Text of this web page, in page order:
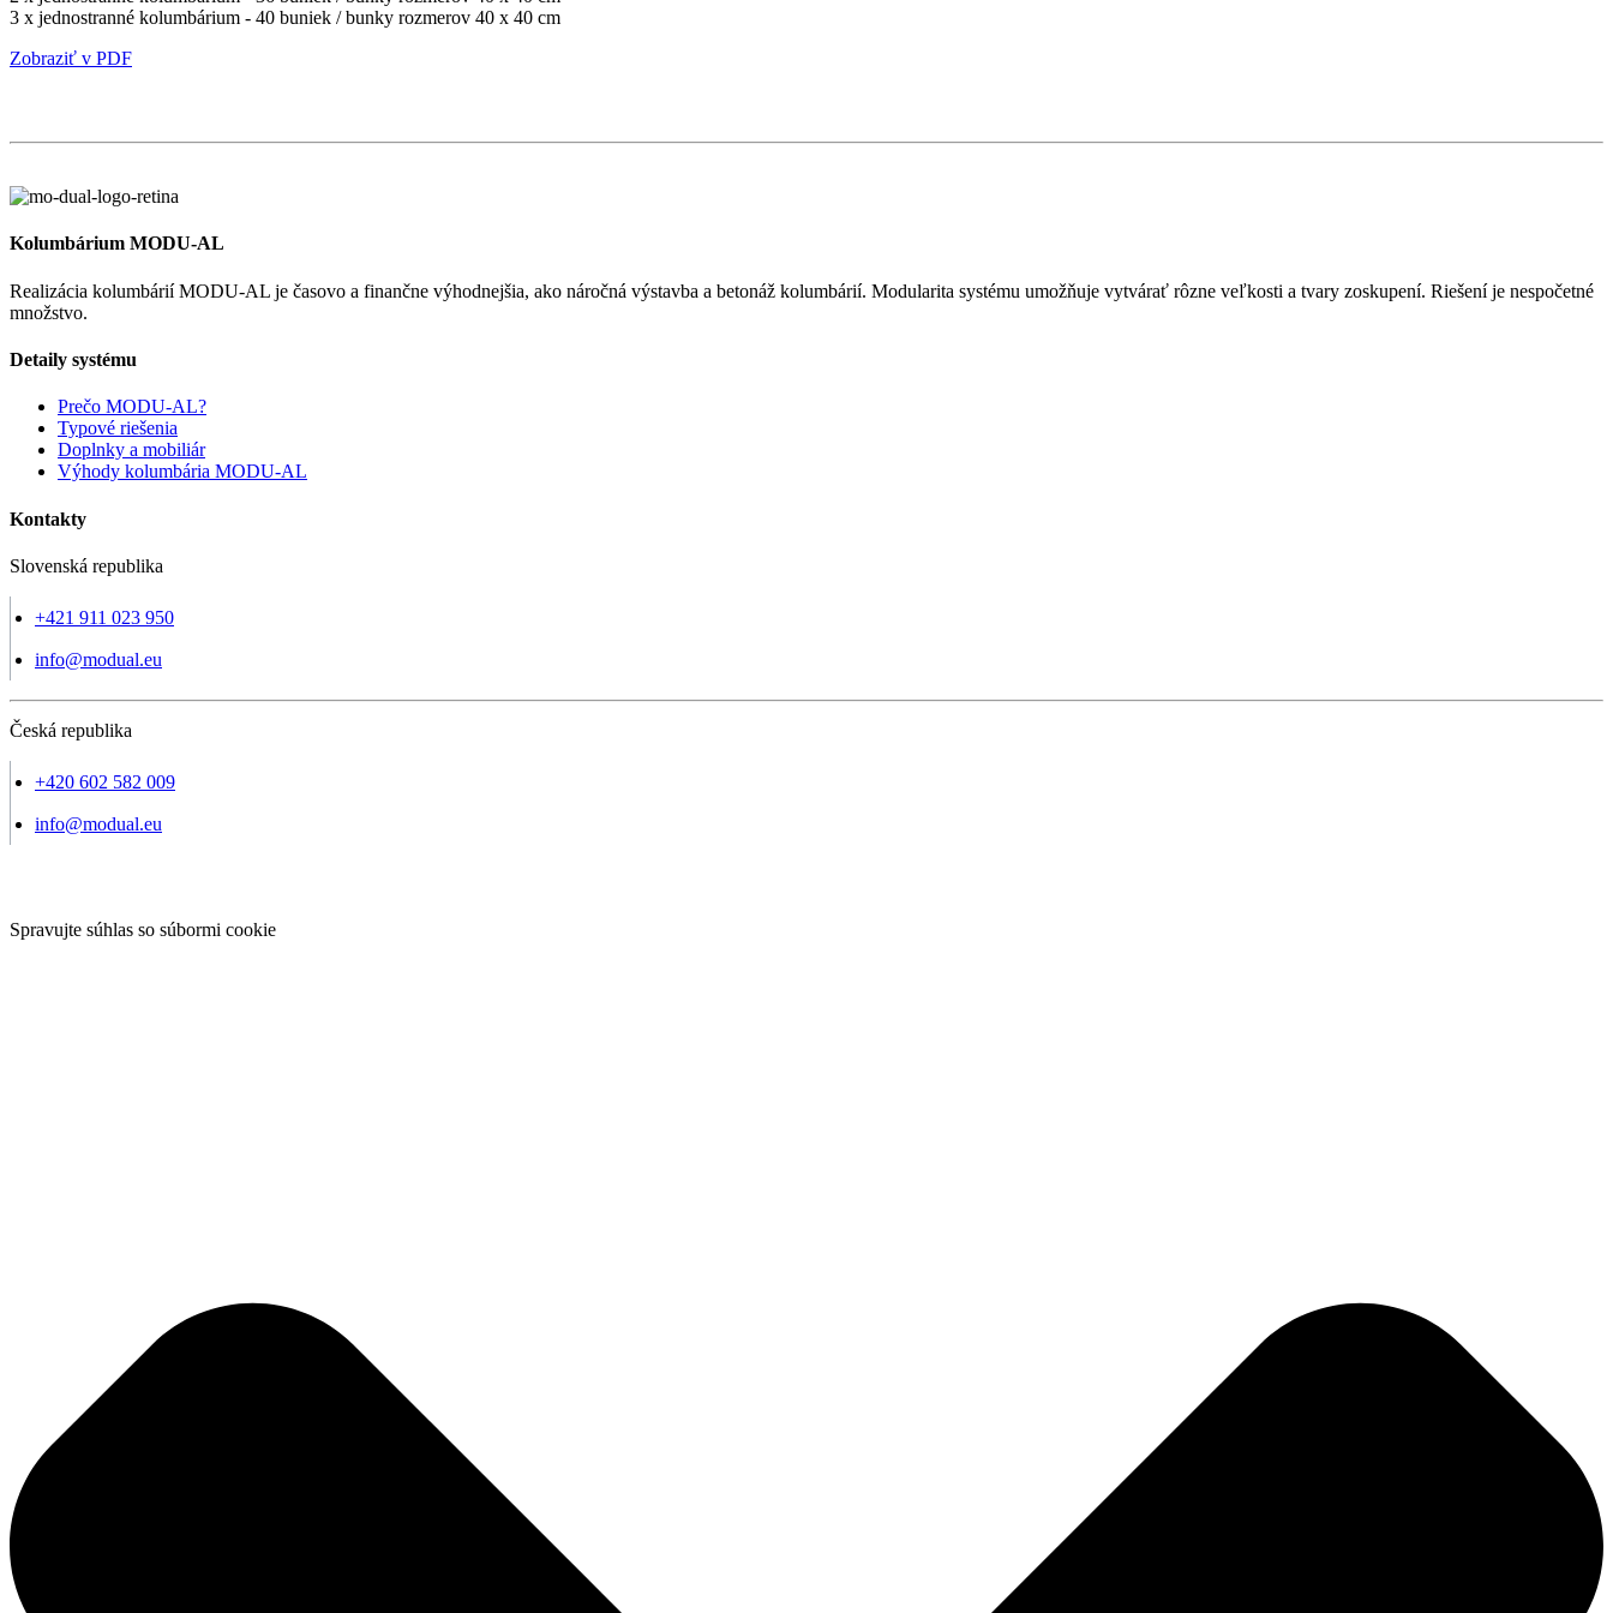
3 x jednostranné kolumbárium - 40 buniek / bunky rozmerov 40 x 40 cm
Zobraziť v PDF
Kolumbárium MODU-AL
Realizácia kolumbárií MODU-AL je časovo a finančne výhodnejšia, ako náročná výstavba a betonáž kolumbárií. Modularita systému umožňuje vytvárať rôzne veľkosti a tvary zoskupení. Riešení je nespočetné
množstvo.
Detaily systému
Prečo MODU-AL?
Typové riešenia
Doplnky a mobiliár
Výhody kolumbária MODU-AL
Kontakty
Slovenská republika
+421 911 023 950
info@modual.eu
Česká republika
+420 602 582 009
info@modual.eu
Spravujte súhlas so súbormi cookie